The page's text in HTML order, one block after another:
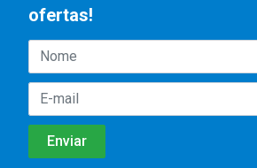
ofertas!